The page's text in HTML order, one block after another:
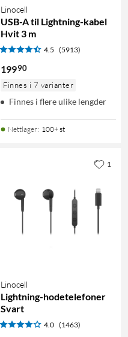
Linocell
USB-A til Lightning-kabel
Hvit 3 m
4.5 (5913)
19990
Finnes i 7 varianter
Finnes i flere ulike lengder
Nettlager: 100+ st
Linocell
Lightning-hodetelefoner
Svart
4.0 (1463)
1